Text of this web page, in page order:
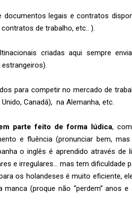
legais e contratos
de trabalho, etc.. ).
criadas aqui sempre
para competir no mercado de
Canadá), na Alemanha, etc.
parte feito de forma lúdica,
e fluência (pronunciar bem,
o inglês é aprendido através de
e irregulares… mas tem dificuldade
os holandeses é muito eficiente,
(proque não “perdem” anos e